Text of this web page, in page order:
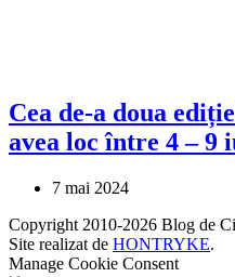
Cea de-a doua
avea loc între 4 – 9
7 mai 2024
Copyright 2010-2026 Blog de
Site realizat de HONTRYKE.
Manage Cookie Consent